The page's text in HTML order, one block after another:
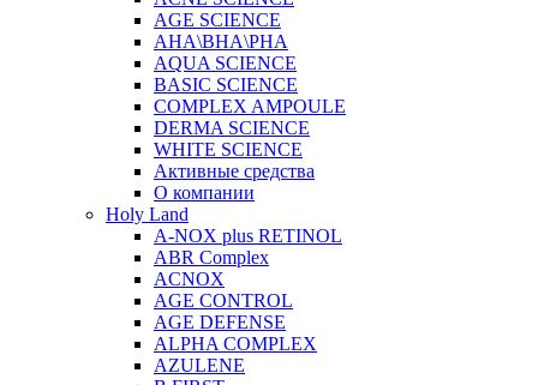
AGE SCIENCE
AHA\BHA\PHA
AQUA SCIENCE
BASIC SCIENCE
COMPLEX AMPOULE
DERMA SCIENCE
WHITE SCIENCE
Активные средства
О компании
Holy Land
A-NOX plus RETINOL
ABR Complex
ACNOX
AGE CONTROL
AGE DEFENSE
ALPHA COMPLEX
AZULENE